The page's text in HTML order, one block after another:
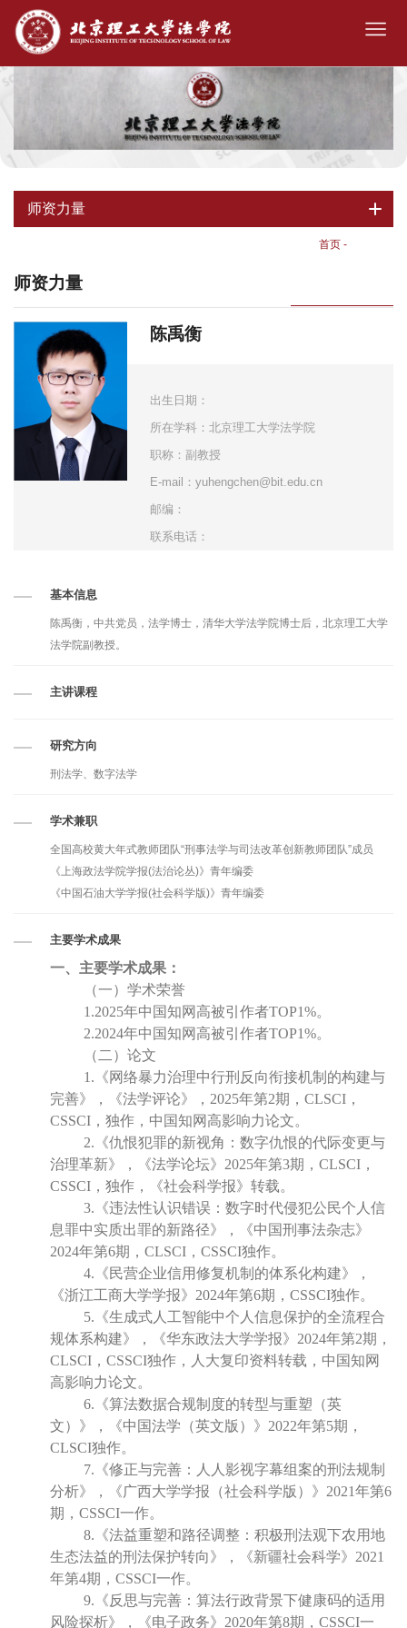
师资力量
首页 -
师资力量
陈禹衡
出生日期：
所在学科：北京理工大学法学院
职称：副教授
E-mail：yuhengchen@bit.edu.cn
邮编：
联系电话：
基本信息
陈禹衡，中共党员，法学博士，清华大学法学院博士后，北京理工大学
法学院副教授。
主讲课程
研究方向
刑法学、数字法学
学术兼职
全国高校黄大年式教师团队“刑事法学与司法改革创新教师团队”成员
《上海政法学院学报(法治论丛)》青年编委
《中国石油大学学报(社会科学版)》青年编委
主要学术成果
一、主要学术成果：
（一）学术荣誉
1.2025年中国知网高被引作者TOP1%。
2.2024年中国知网高被引作者TOP1%。
（二）论文
1.《网络暴力治理中行刑反向衔接机制的构建与
完善》，《法学评论》，2025年第2期，CLSCI，
CSSCI，独作，中国知网高影响力论文。
2.《仇恨犯罪的新视角：数字仇恨的代际变更与
治理革新》，《法学论坛》2025年第3期，CLSCI，
CSSCI，独作，《社会科学报》转载。
3.《违法性认识错误：数字时代侵犯公民个人信
息罪中实质出罪的新路径》，《中国刑事法杂志》
2024年第6期，CLSCI，CSSCI独作。
4.《民营企业信用修复机制的体系化构建》，
《浙江工商大学学报》2024年第6期，CSSCI独作。
5.《生成式人工智能中个人信息保护的全流程合
规体系构建》，《华东政法大学学报》2024年第2期，
CLSCI，CSSCI独作，人大复印资料转载，中国知网
高影响力论文。
6.《算法数据合规制度的转型与重塑（英
文）》，《中国法学（英文版）》2022年第5期，
CLSCI独作。
7.《修正与完善：人人影视字幕组案的刑法规制
分析》，《广西大学学报（社会科学版）》2021年第6
期，CSSCI一作。
8.《法益重塑和路径调整：积极刑法观下农用地
生态法益的刑法保护转向》，《新疆社会科学》2021
年第4期，CSSCI一作。
9.《反思与完善：算法行政背景下健康码的适用
风险探析》，《电子政务》2020年第8期，CSSCI一